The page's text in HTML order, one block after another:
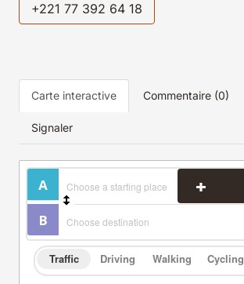
+221 77 392 64 18
Carte interactive Commentaire (0)
Signaler
Traffic Driving Walking Cycling